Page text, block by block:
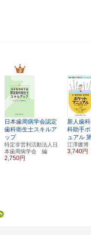
日本歯周病学会認定
歯科衛生士スキルア
ップ
特定非営利活動法人日
本歯周病学会 編
2,750円
新人歯
科助手
ュアル
江澤庸
3,740円